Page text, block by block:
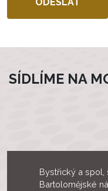
SÍDLÍME NA
Bystřický a spol,
Bartolomějské